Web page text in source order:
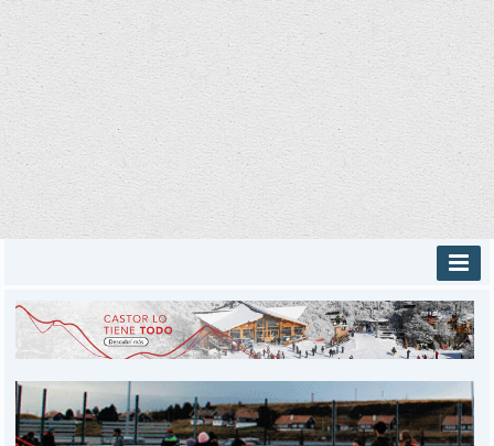
INICIO
PROVINCIALES
DEPORTES
POLICIALES